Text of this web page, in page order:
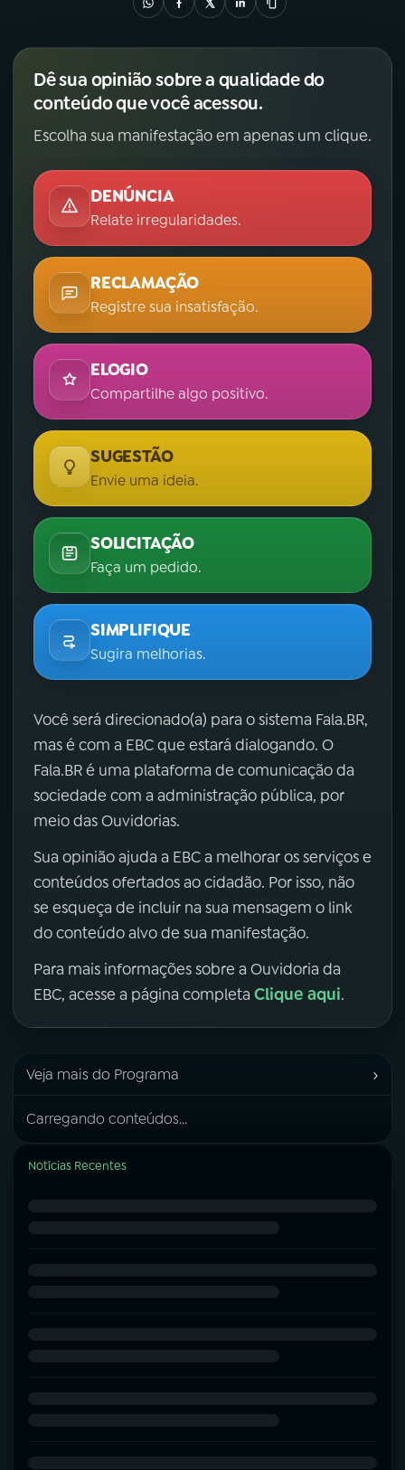
Dê sua opinião sobre a qualidade do
conteúdo que você acessou.
Escolha sua manifestação em apenas um clique.
DENÚNCIA
Relate irregularidades.
RECLAMAÇÃO
Registre sua insatisfação.
ELOGIO
Compartilhe algo positivo.
SUGESTÃO
Envie uma ideia.
SOLICITAÇÃO
Faça um pedido.
SIMPLIFIQUE
Sugira melhorias.
Você será direcionado(a) para o sistema Fala.BR,
mas é com a EBC que estará dialogando. O
Fala.BR é uma plataforma de comunicação da
sociedade com a administração pública, por
meio das Ouvidorias.
Sua opinião ajuda a EBC a melhorar os serviços e
conteúdos ofertados ao cidadão. Por isso, não
se esqueça de incluir na sua mensagem o link
do conteúdo alvo de sua manifestação.
Para mais informações sobre a Ouvidoria da
EBC, acesse a página completa Clique aqui.
Veja mais do Programa ›
Carregando conteúdos...
Notícias Recentes